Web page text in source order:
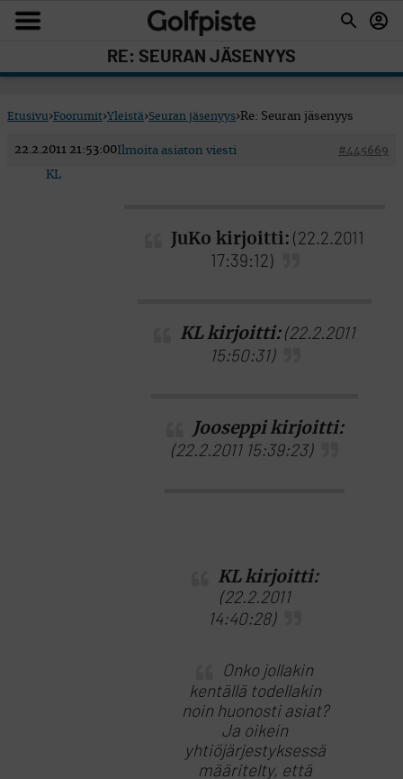
RE: SEURAN JÄSENYYS
Etusivu›Foorumit›Yleistä›Seuran jäsenyys›Re: Seuran jäsenyys
22.2.2011 21:53:00 #445669
Ilmoita asiaton viesti
KL
JuKo kirjoitti: (22.2.2011
17:39:12)
KL kirjoitti:(22.2.2011
15:50:31)
Jooseppi kirjoitti:
(22.2.2011 15:39:23)
KL kirjoitti:
(22.2.2011
14:40:28)
Onko jollakin
kentällä todellakin
noin huonosti asiat?
Ja oikein
yhtiöjärjestyksessä
määritelty, että